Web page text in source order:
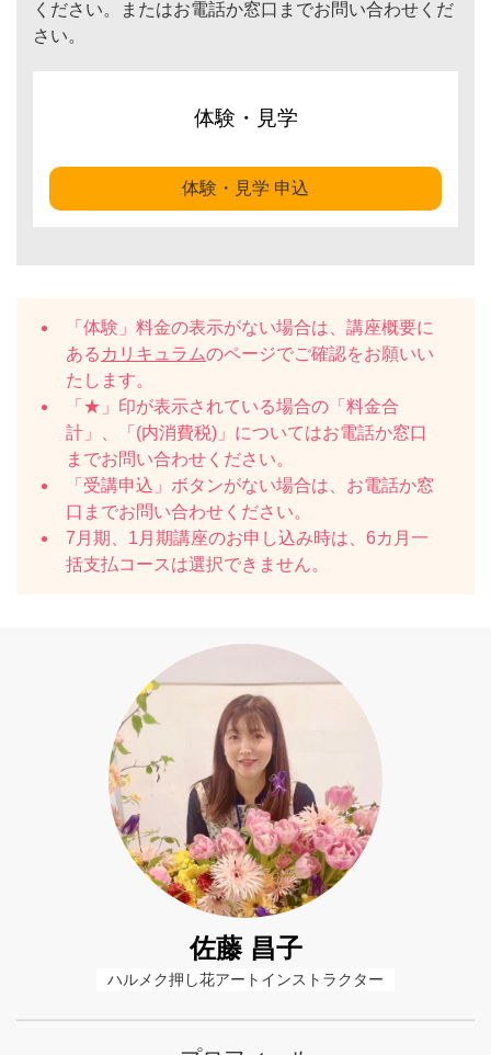
ください。またはお電話か窓口までお問い合わせくだ
さい。
体験・見学
体験・見学 申込
「体験」料金の表示がない場合は、講座概要に
ある カリキュラムのページでご確認をお願いい
たします。
「★」印が表示されている場合の「料金合
計」、「(内消費税)」についてはお電話か窓口
までお問い合わせください。
「受講申込」ボタンがない場合は、お電話か窓
口までお問い合わせください。
7月期、1月期講座のお申し込み時は、6カ月一
括支払コースは選択できません。
佐藤 昌子
ハルメク押し花アートインストラクター